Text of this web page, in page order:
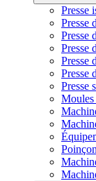
Presse
Presse
Presse
Presse
Presse
Presse
Presse
Moules